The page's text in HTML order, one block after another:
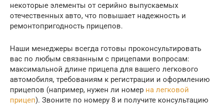
некоторые элементы от серийно выпускаемых
отечественных авто, что повышает надежность и
ремонтопригодность прицепов.
Наши менеджеры всегда готовы проконсультировать
вас по любым связанным с прицепами вопросам:
максимальной длине прицепа для вашего легкового
автомобиля, требованиям к регистрации и оформлению
прицепов (например, нужен ли номер на легковой
прицеп). Звоните по номеру 8 и получите консультацию